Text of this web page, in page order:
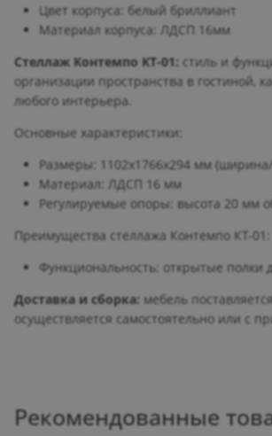
Цвет корпуса: белый бриллиант
Материал корпуса: ЛДСП 16мм
Стеллаж Контемпо КТ-01: стиль и
организации пространства в гостиной,
любого интерьера.
Основные характеристики:
Размеры: 1102х1766х294 мм
Материал: ЛДСП 16 мм
Регулируемые опоры: высота 20 мм
Преимущества стеллажа Контемпо КТ-01:
Функциональность: открытые полки
Доставка и сборка: мебель
осуществляется самостоятельно или с
Рекомендованные